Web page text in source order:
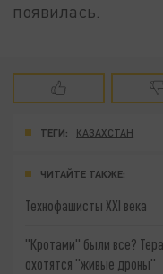
появилась.
ТЕГИ: КАЗАХСТАН
ЧИТАЙТЕ ТАКЖЕ:
Технофашисты XXI века
"Кротами" были все?
охотятся "живые дроны"